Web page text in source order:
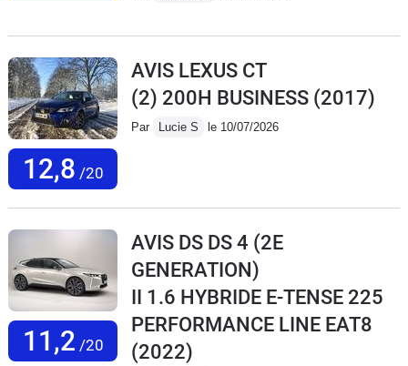
12,8 /20
AVIS LEXUS CT
(2) 200H BUSINESS (2017)
Par Lucie S le 10/07/2026
11,2 /20
AVIS DS DS 4 (2E
GENERATION)
II 1.6 HYBRIDE E-TENSE 225
PERFORMANCE LINE EAT8
(2022)